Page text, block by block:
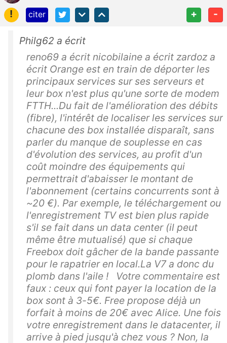
!
citer + -
Philg62 a écrit
reno69 a écrit nicobilaine a écrit zardoz a
écrit Orange est en train de déporter les
principaux services sur ses serveurs et
leur box n'est plus qu'une sorte de modem
FTTH...Du fait de l'amélioration des débits
(fibre), l'intérêt de localiser les services sur
chacune des box installée disparaît, sans
parler du manque de souplesse en cas
d'évolution des services, au profit d'un
coût moindre des équipements qui
permettrait d'abaisser le montant de
l'abonnement (certains concurrents sont à
~20 €). Par exemple, le téléchargement ou
l'enregistrement TV est bien plus rapide
s'il se fait dans un data center (il peut
même être mutualisé) que si chaque
Freebox doit gâcher de la bande passante
pour le rapatrier en local.La V7 a donc du
plomb dans l'aile ! Votre commentaire est
faux : ceux qui font payer la location de la
box sont à 3-5€. Free propose déjà un
forfait à moins de 20€ avec Alice. Une fois
votre enregistrement dans le datacenter, il
arrive à pied jusqu'à chez vous ? Non, la